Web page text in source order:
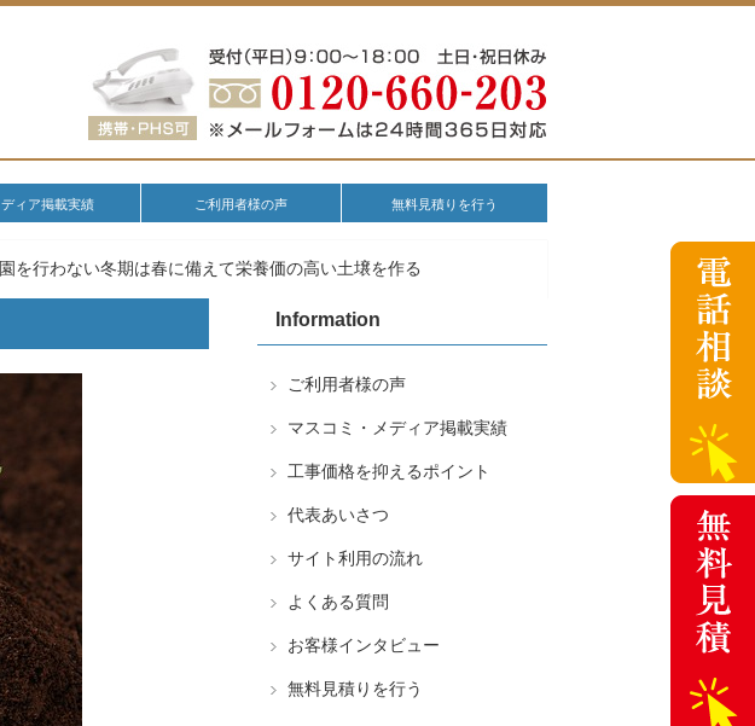
ディア掲載実績 ご利用者様の声 無料見積りを行う
を行わない冬期は春に備えて栄養価の高い土壌を作る
Information
ご利用者様の声
マスコミ・メディア掲載実績
工事価格を抑えるポイント
代表あいさつ
サイト利用の流れ
よくある質問
お客様インタビュー
無料見積りを行う